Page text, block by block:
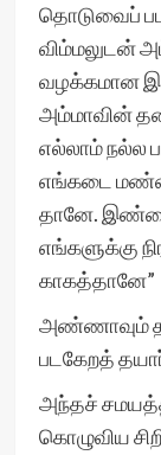
தொடுவைப்
விம்மலுடன்
வழக்கமான
அம்மாவின்
எல்லாம் நல்ல
எங்கடை
தானே.
எங்களுக்கு
காகத்தானே”
அண்ணாவும்
படகேறத்
அந்தச்
கொழுவிய